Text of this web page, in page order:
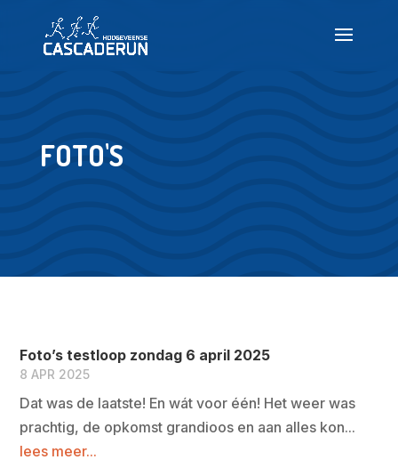
FOTO'S
Foto’s testloop zondag 6 april 2025
8 APR 2025
Dat was de laatste! En wát voor één! Het weer was
prachtig, de opkomst grandioos en aan alles kon...
lees meer...
Info